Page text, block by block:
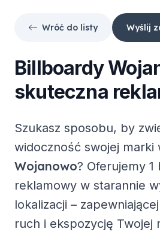
Wróć do listy Wyślij
Billboardy
skuteczna
Szukasz sposobu, by
widoczność swojej marki
Wojanowo? Oferujemy 1
reklamowy w starannie
lokalizacji –
ruch i ekspozycję Twojej